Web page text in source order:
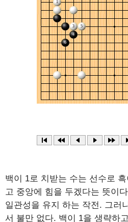
백이 1로 치받는 수는 선수로
고 중앙에 힘을 두겠다는 뜻이
일관성을 유지 하는 작전. 그러
서 불만 없다. 백이 1을 생략하